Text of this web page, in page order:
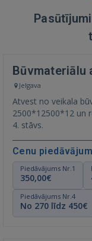
Būvmateriālu
Jelgava
Atvest no veikala būvmateriālus un
2500*12500*12 un
4. stāvs.
Cenu
Piedāvājums Nr.1
350,00€
Piedāvājums Nr.4
No 270 līdz 450€